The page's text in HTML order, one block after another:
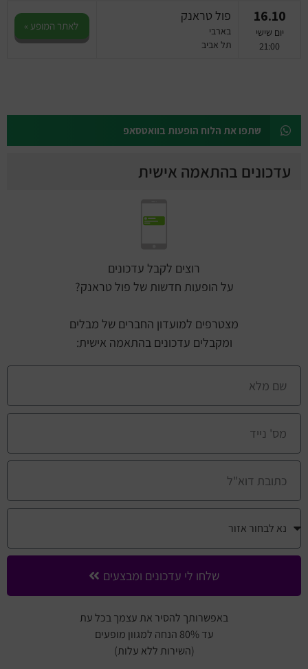
16.10
יום שישי
21:00
פול טראנק
בארבי
תל אביב
לאתר המופע »
שתפו את הלוח הופעות בוואטסאפ
עדכונים בהתאמה אישית
רוצים לקבל עדכונים
על הופעות חדשות של פול טראנק?
מצטרפים למועדון החברים של מבלים
ומקבלים עדכונים בהתאמה אישית:
שלחו לי עדכונים ומבצעים
באפשרותך להסיר את עצמך בכל עת
עד 80% הנחה למגוון מופעים
(השירות ללא עלות)